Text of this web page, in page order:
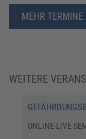
MEHR TERMINE
WEITERE
ONLINE-LIVE-